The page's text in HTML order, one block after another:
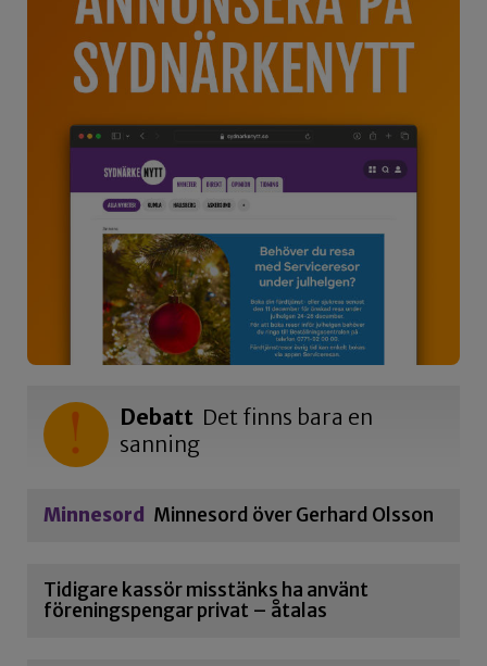
Debatt Det finns bara en
sanning
Minnesord Minnesord över Gerhard Olsson
Tidigare kassör misstänks ha använt
föreningspengar privat – åtalas